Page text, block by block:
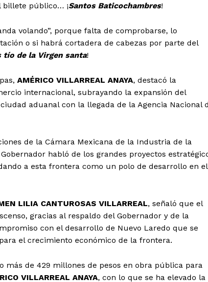
billete público… ¡Santos Baticochambres!
volando”, porque falta de comprobarse, lo
o si habrá cortadera de cabezas por parte del
tío de la Virgen santa!
AMÉRICO VILLARREAL ANAYA, destacó la
internacional, subrayando la expansión del
aduanal con la llegada de la Agencia Nacional
de la Cámara Mexicana de la Industria de la
habló de los grandes proyectos
a esta frontera como un polo de desarrollo en el
LILIA CANTUROSAS VILLARREAL, señaló que el
gracias al respaldo del Gobernador y de la
con el desarrollo de Nuevo Laredo que se
el crecimiento económico de la frontera.
más de 429 millones de pesos en obra pública para
VILLARREAL ANAYA, con lo que se ha elevado la